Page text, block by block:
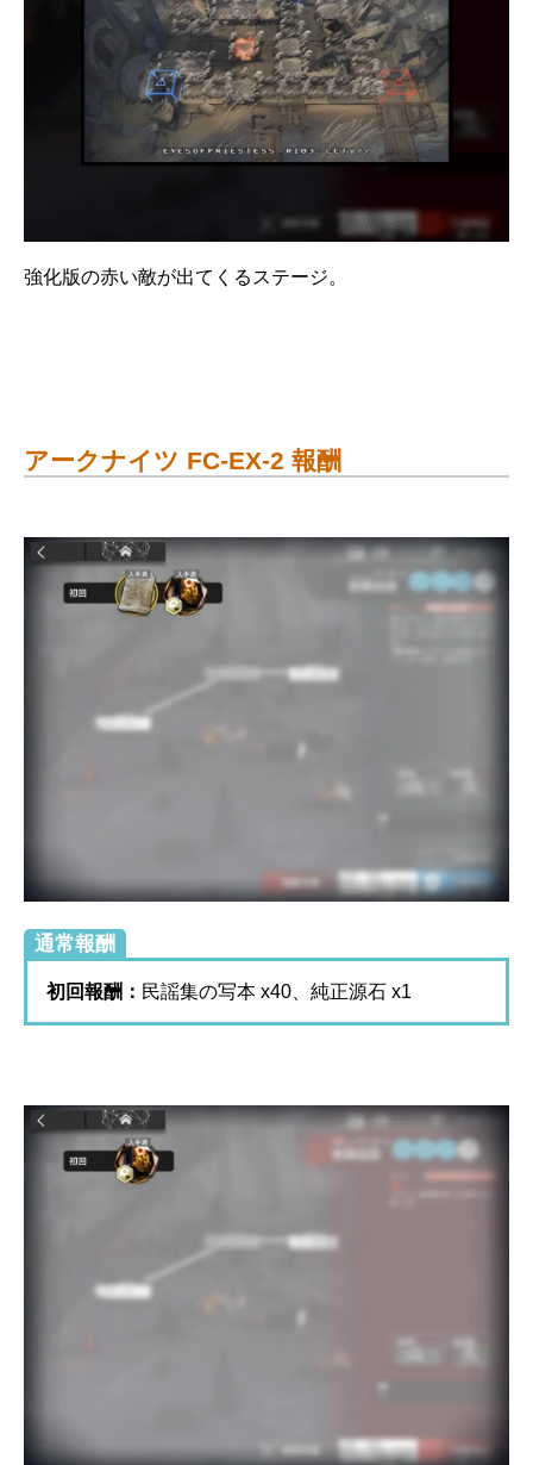
強化版の赤い敵が出てくるステージ。
アークナイツ FC-EX-2 報酬
通常報酬
初回報酬： 民謡集の写本 x40、純正源石 x1